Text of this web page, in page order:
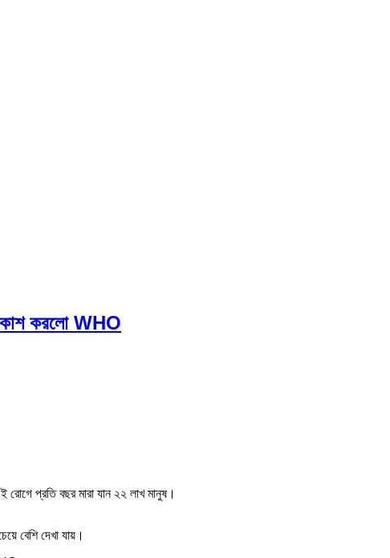
করলো WHO
রোগে প্রতি বছর মারা যান ২২ লাখ মানুষ।
বেশি দেখা যায়।